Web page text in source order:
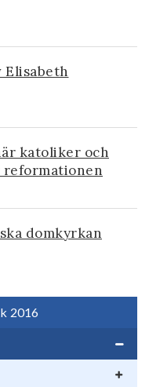
2016
katoliker och
reformationen
domkyrkan